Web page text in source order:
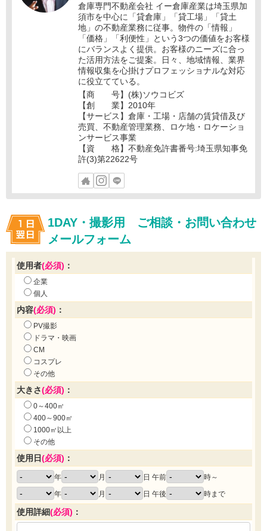
倉庫専門不動産会社 イー倉庫産業は埼玉県加
須市を中心に「貸倉庫」「貸工場」「貸土
地」の不動産業務に従事。物件の「情報」
「価格」「利便性」という3つの価値をお客様
にバランスよく提供。お客様のニーズに合っ
た活用方法をご提案。日々、地域情報、業界
情報収集を心掛けプロフェッショナルな対応
に役立てている。
【商 号】(株)ソウコビズ
【創 業】2010年
【サービス】倉庫・工場・店舗の賃貸借及び
売買、不動産管理業務、ロケ地・ロケーショ
ンサービス事業
【資 格】不動産免許書番号:埼玉県知事免
許(3)第22622号
1DAY・撮影用 ご相談・お問い合わせ
メールフォーム
使用者(必須) ：
企業
個人
内容(必須) ：
PV撮影
ドラマ・映画
CM
コスプレ
その他
大きさ(必須) ：
0～400㎡
400～900㎡
1000㎡以上
その他
使用日(必須) ：
年 月 日 午前
時～
年
月 日 午後 時まで
使用詳細(必須) ：